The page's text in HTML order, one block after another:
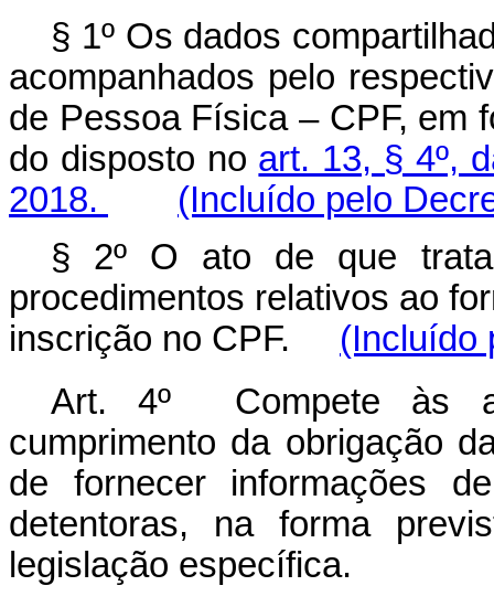
§ 1º Os dados
acompanhados pelo
de Pessoa Física – CPF, em
do disposto no art. 13, § 4º,
2018.
(Incluído pelo
§ 2º O ato de que
procedimentos relativos ao
inscrição no CPF. (Incluído
Art. 4º Compete às
cumprimento da obrigação
de fornecer informações
detentoras, na forma
legislação específica.